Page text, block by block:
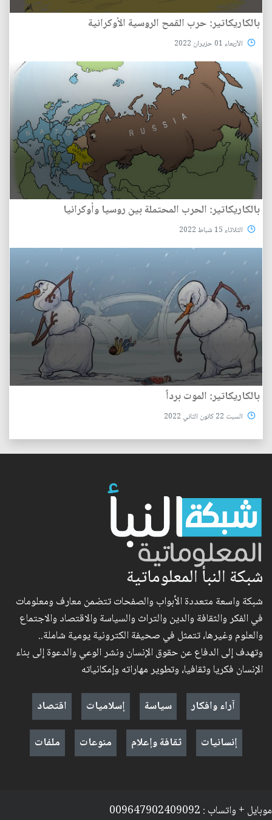
بالكاريكاتير: حرب القمح الروسية الأوكرانية
الأربعاء 01 حزيران 2022
بالكاريكاتير: الحرب المحتملة بين روسيا وأوكرانيا
الثلاثاء 15 شباط 2022
بالكاريكاتير: الموت برداً
السبت 22 كانون الثاني 2022
شبكة النبأ المعلوماتية
شبكة واسعة متعددة الأبواب والصفحات تتضمن معارف ومعلومات
في الفكر والثقافة والدين والتراث والسياسة والاقتصاد والاجتماع
والعلوم وغيرها، تتمثل في صحيفة الكترونية يومية شاملة..
وتهدف إلى الدفاع عن حقوق الإنسان ونشر الوعي والدعوة إلى بناء
الإنسان فكريا وثقافيا، وتطوير مهاراته وإمكانياته
آراء وافكار
سياسة إسلاميات
اقتصاد
إنسانيات
ثقافة وإعلام منوعات ملفات
موبايل + واتساب : 009647902409092